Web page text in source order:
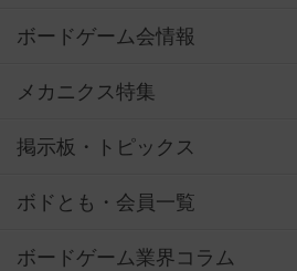
ボードゲーム会情報
メカニクス特集
掲示板・トピックス
ボドとも・会員一覧
ボードゲーム業界コラム